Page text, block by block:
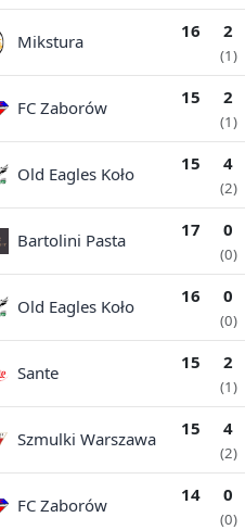
Mikstura 16 2
(1)
FC Zaborów 15 2
(1)
Old Eagles Koło 15 4
(2)
Bartolini Pasta 17 0
(0)
Old Eagles Koło 16 0
(0)
Sante 15 2
(1)
Szmulki Warszawa 15 4
(2)
FC Zaborów 14 0
(0)